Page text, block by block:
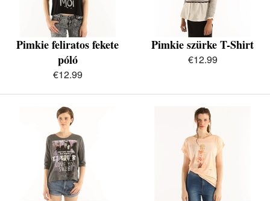
Pimkie feliratos fekete
póló
€12.99
Pimkie szürke T-Shirt
€12.99